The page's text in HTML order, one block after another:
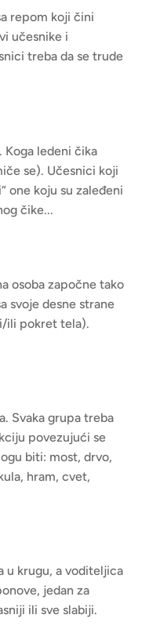
repom koji čini
učesnike i
treba da se trude
Koga ledeni čika
se). Učesnici koji
one koju su zaleđeni
čike...
osoba započne tako
svoje desne strane
ili pokret tela).
Svaka grupa treba
povezujući se
biti: most, drvo,
hram, cvet,
u krugu, a voditeljica
jedan za
ili sve slabiji.